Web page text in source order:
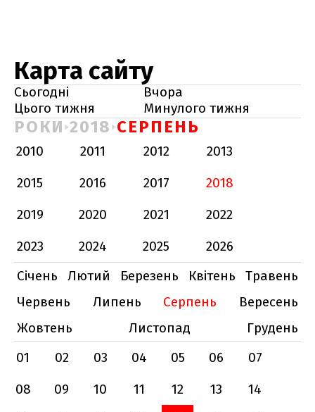
Карта сайту
Сьогодні
Вчора
Цього тижня
Минулого тижня
РОКИ 2018 СЕРПЕНЬ
2010 2011 2012
2013
2015
2016 2017
2018
2019
2020 2021
2022
2023
2024 2025
2026
Січень
Лютий Березень Квітень
Травень
Червень
Липень Серпень
Вересень
Жовтень
Листопад
Грудень
01
02 03 04 05 06
07
08
09 10 11 12 13
14